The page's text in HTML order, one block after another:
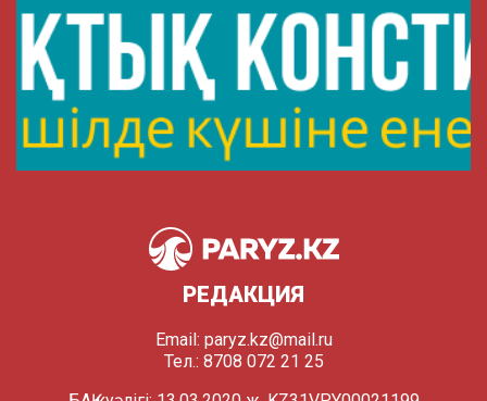
РЕДАКЦИЯ
Email: paryz.kz@mail.ru
Тел.: 8708 072 21 25